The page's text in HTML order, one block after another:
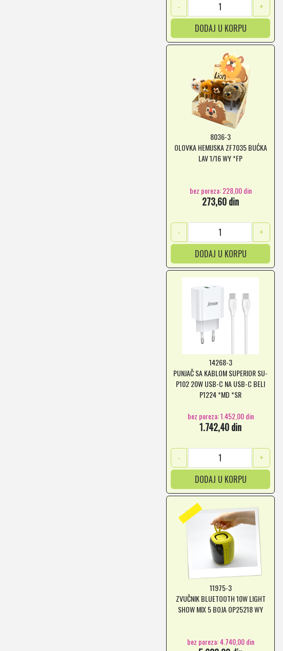
-
+
DODAJ U KORPU
8036-3
OLOVKA HEMIJSKA ZF7035 BUĆKA
LAV 1/16 WY *FP
bez poreza: 228,00 din
273,60 din
-
+
DODAJ U KORPU
14268-3
PUNJAČ SA KABLOM SUPERIOR SU-
P102 20W USB-C NA USB-C BELI
P1224 *MD *SR
bez poreza: 1.452,00 din
1.742,40 din
-
+
DODAJ U KORPU
11975-3
ZVUČNIK BLUETOOTH 10W LIGHT
SHOW MIX 5 BOJA OP25218 WY
bez poreza: 4.740,00 din